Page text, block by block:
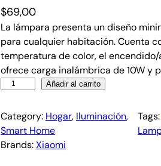
$69,00
La lámpara presenta un diseño
para cualquier habitación. Cuenta
temperatura de color, el
ofrece carga inalámbrica de 10W y
Añadir al carrito
Category: Hogar, Iluminación
Smart Home
Brands:Xiaomi